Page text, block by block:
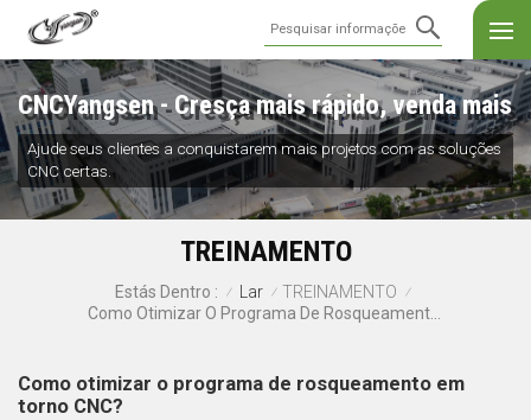
CNCYangsen - Cresça mais rápido, venda mais
Ajude seus clientes a conquistarem mais projetos com as soluções
CNC certas.
TREINAMENTO
Estás Dentro : / Lar / TREINAMENTO /
Como otimizar o programa de rosqueamento em
torno CNC?